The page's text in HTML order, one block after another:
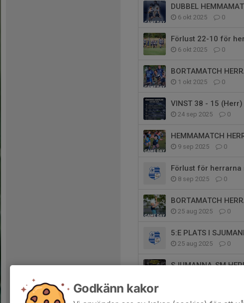
DUBBEL
6 okt 2025 0
Förlust 22-10 för
6 okt 2025 0
BORTAMATCH
1 okt 2025 0
VINST 38 - 15 (Herr)
24 sep 2025 0
HEMMAMATCH
9 sep 2025 0
Förlust för herrarna
8 sep 2025 0
BORTAMATCH
25 aug 2025 0
5:E PLATS I
25 aug 2025 0
SJUMANNA-SM
Godkänn kakor